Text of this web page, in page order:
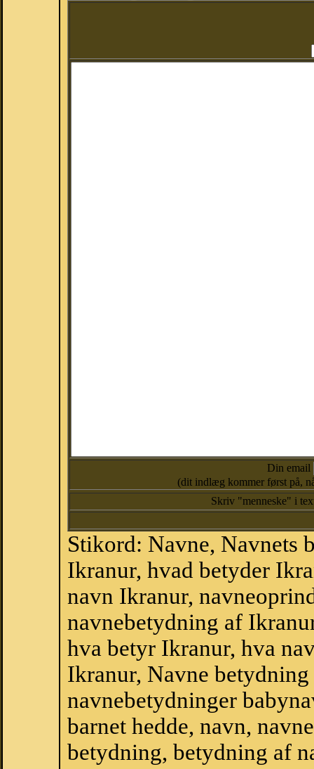
Din email
(dit indlæg kommer først på,
Skriv "menneske" i
Stikord: Navne, Navnets
Ikranur, hvad betyder
navn Ikranur,
navnebetydning af
hva betyr Ikranur, hva
Ikranur, Navne
navnebetydninger
barnet hedde, navn,
betydning, betydning af